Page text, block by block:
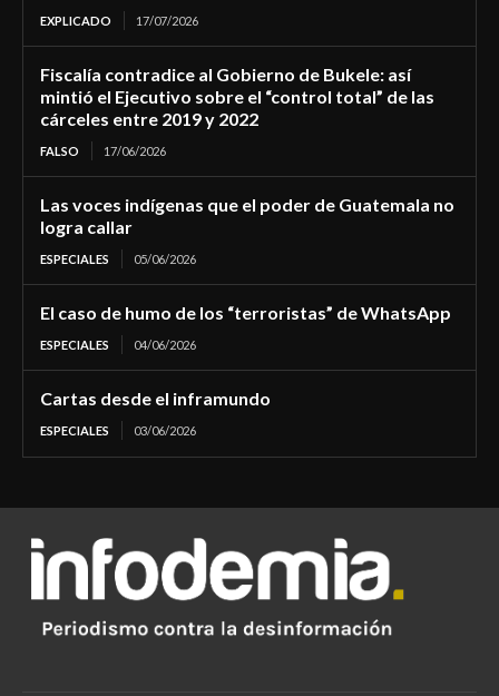
EXPLICADO 17/07/2026
Fiscalía contradice al Gobierno de Bukele: así
mintió el Ejecutivo sobre el “control total” de las
cárceles entre 2019 y 2022
FALSO 17/06/2026
Las voces indígenas que el poder de Guatemala no
logra callar
ESPECIALES 05/06/2026
El caso de humo de los “terroristas” de WhatsApp
ESPECIALES 04/06/2026
Cartas desde el inframundo
ESPECIALES 03/06/2026